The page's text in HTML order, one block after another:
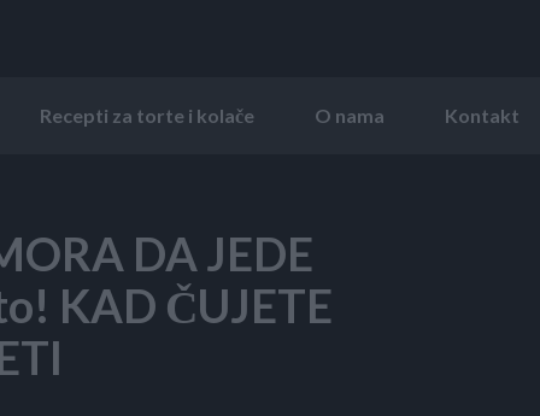
Recepti za torte i kolače O nama Kontakt
DA JEDE
KAD ČUJETE